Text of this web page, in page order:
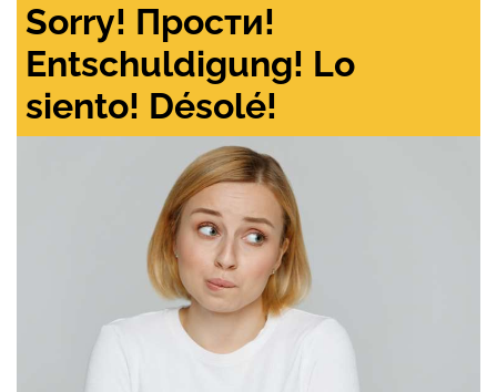
Sorry! Прости!
Entschuldigung! Lo
siento! Désolé!